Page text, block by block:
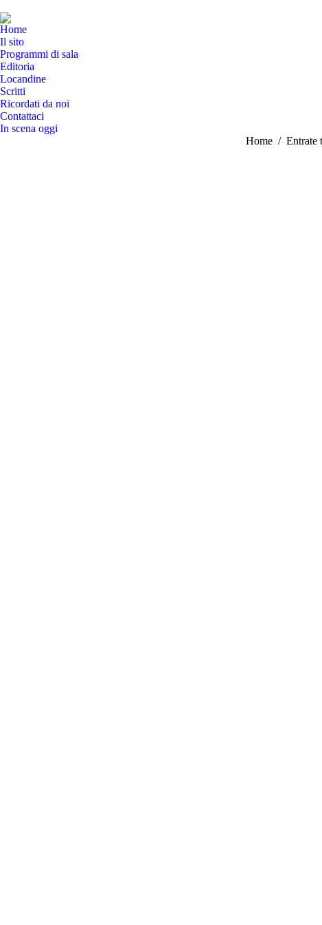
Home
Il sito
Programmi di sala
Editoria
Locandine
Scritti
Ricordati da noi
Contattaci
In scena oggi
Tu sei qui:
Home Entrate